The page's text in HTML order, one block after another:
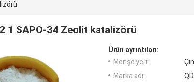
1 SAPO-34 Zeolit ​​katalizörü
Ürün ayrıntıları:
Menşe yeri:
Çin
Marka adı:
QD